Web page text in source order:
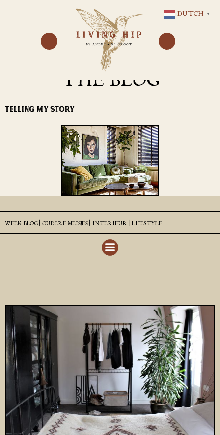
NAAR
DE
INHOUD
THE BLOG
TELLING MY STORY
WEEK BLOG | OUDERE MEISJES | INTERIEUR | LIFESTYLE
DUTCH ▼